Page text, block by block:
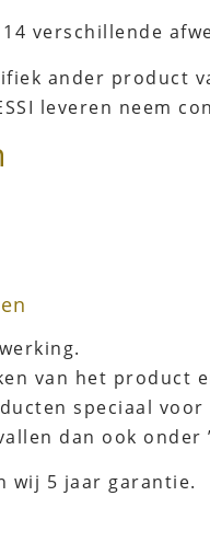
verschillende
ander product
leveren neem
van het product
speciaal
dan ook
wij 5 jaar garantie.